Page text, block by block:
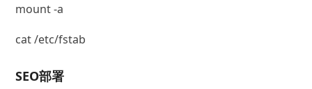
mount -a
cat /etc/fstab
SEO部署